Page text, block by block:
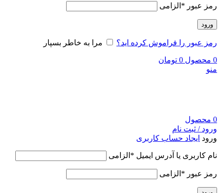
رمز عبور * الزامی
ورود
رمز عبور را فراموش کرده اید؟ مرا به خاطر بسپار
0 محصول 0 تومان
منو
0 محصول
ورود / ثبت نام
ورود ایجاد حساب کاربری
نام کاربری یا آدرس ایمیل * الزامی
رمز عبور * الزامی